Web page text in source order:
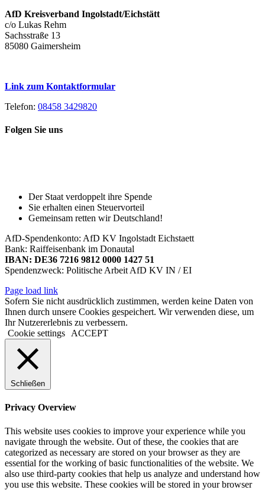
AfD Kreisverband Ingolstadt/Eichstätt
c/o Lukas Rehm
Sachsstraße 13
85080 Gaimersheim
Link zum Kontaktformular
Telefon: 08458 3429820
Folgen Sie uns
Der Staat verdoppelt ihre Spende
Sie erhalten einen Steuervorteil
Gemeinsam retten wir Deutschland!
AfD-Spendenkonto: AfD KV Ingolstadt Eichstaett
Bank: Raiffeisenbank im Donautal
IBAN: DE36 7216 9812 0000 1427 51
Spendenzweck: Politische Arbeit AfD KV IN / EI
Page load link
Sofern Sie nicht ausdrücklich zustimmen, werden keine Daten von
Ihnen durch unsere Cookies gespeichert. Wir verwenden diese, um
Ihr Nutzererlebnis zu verbessern.
Cookie settings
ACCEPT
Schließen
Privacy Overview
This website uses cookies to improve your experience while you
navigate through the website. Out of these, the cookies that are
categorized as necessary are stored on your browser as they are
essential for the working of basic functionalities of the website. We
also use third-party cookies that help us analyze and understand how
you use this website. These cookies will be stored in your browser